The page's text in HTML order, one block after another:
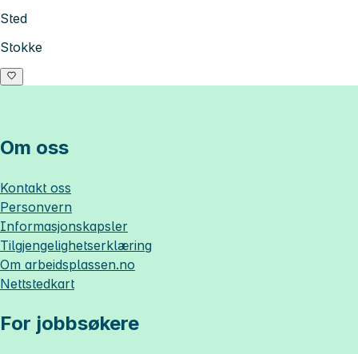
Sted
Stokke
Om oss
Kontakt oss
Personvern
Informasjonskapsler
Tilgjengelighetserklæring
Om arbeidsplassen.no
Nettstedkart
For jobbsøkere